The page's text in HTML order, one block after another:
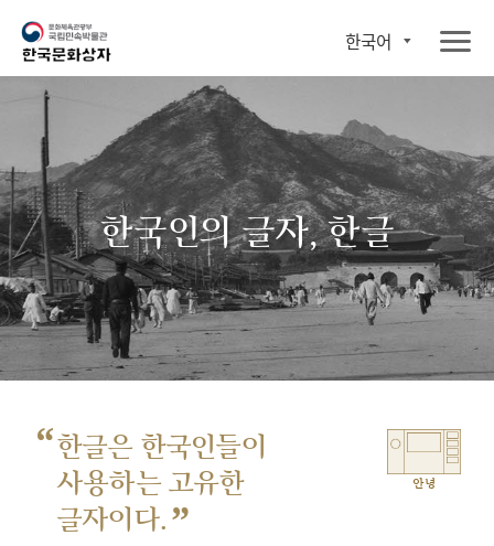
한국어
한국인의 글자, 한글
“한글은 한국인들이
사용하는 고유한
글자이다. ”
안녕